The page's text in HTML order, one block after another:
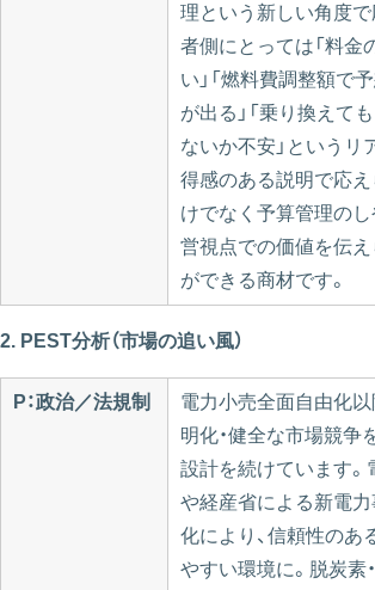
理という新しい角度で
者側にとっては「料金
い」「燃料費調整額で
が出る」「乗り換えて
ないか不安」というリ
得感のある説明で応
けでなく予算管理の
営視点での価値を伝え
ができる商材です。
2. PEST分析（市場の追い風）
P：政治／法規制
電力小売全面自由化以
明化・健全な市場競争
設計を続けています。
や経産省による新電
化により、信頼性のあ
やすい環境に。脱炭素